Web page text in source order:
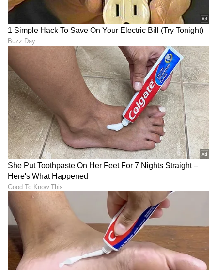
ABOUT THE AUTHOR
RJ Ravi Janekal
ಪ್ರಸ್ತುತ, ಏಷಿಯಾನೆಟ್ ಸುವರ್ಣನ್ಯೂಸ್‌ನಲ್ಲಿ ಉಪ ಸಂಪಾದಕ.
ಪತ್ರಿಕೋದ್ಯಮದಲ್ಲಿ 8 ವರ್ಷಗಳ ಅನುಭವ. ವಾರ್ತಾ ಮತ್ತು
ಸಾರ್ವಜನಿಕ ಸಂಪರ್ಕ ಇಲಾಖೆಯಲ್ಲಿ ನ್ಯೂಸ್ ಮಾನಿಟರಿಂಗ್ ಆಗಿ
ಹಲವು ವರ್ಷಗಳ ಸೇವೆ, ಕೊರೊನಾ ವಾರಿಯರ್ಸ್ ಅವಾರ್ಡ್,
ಮೂಲತಃ ರಾಯಚೂರು ಜಿಲ್ಲೆಯ ಜಾನೇಕಲ್ ಗ್ರಾಮದವರಾದ ಇವರು
ಓದು, ಬರೆವಣಿಗೆ ಮತ್ತು ಸಾಹಿತ್ಯಾಸಕ್ತರು.
ಮೂತ್ರಪಿಂಡ
ಆರೋಗ್ಯ , ಸೌಂದರ್ಯ, ಫಿಟ್‌ನೆಸ್,ಕಿಚನ್ ಟಿಪ್ಸ್‌,
ಸಂಬಂಧ,
ಫ್ಯಾಷನ್,ರೆಸಿಪಿ
ಅಪ್ಡೇಟ್‌ಗಳಿಗಾಗಿ